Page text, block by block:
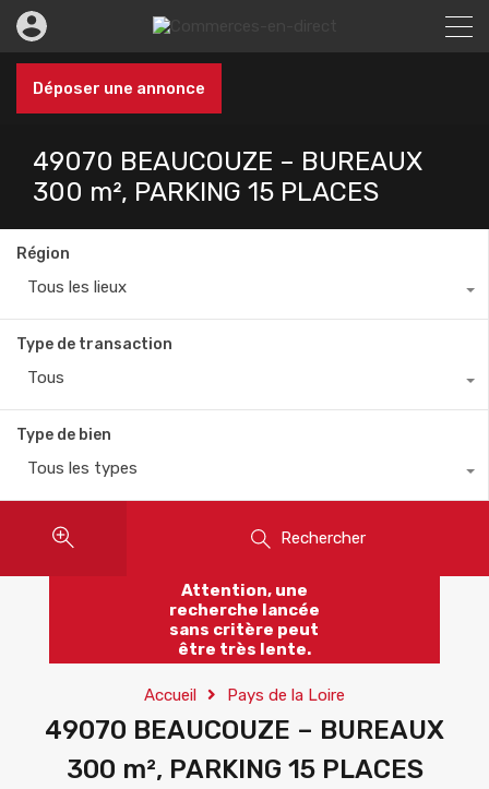
Déposer une annonce
49070 BEAUCOUZE – BUREAUX
300 m², PARKING 15 PLACES
Région
Tous les lieux
Type de transaction
Tous
Type de bien
Tous les types
Rechercher
Attention, une
recherche lancée
sans critère peut
être très lente.
Accueil Pays de la Loire
49070 BEAUCOUZE – BUREAUX
300 m², PARKING 15 PLACES